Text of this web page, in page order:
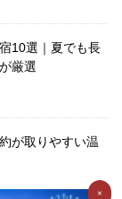
10選｜夏でも長
厳選
が取りやすい温
×